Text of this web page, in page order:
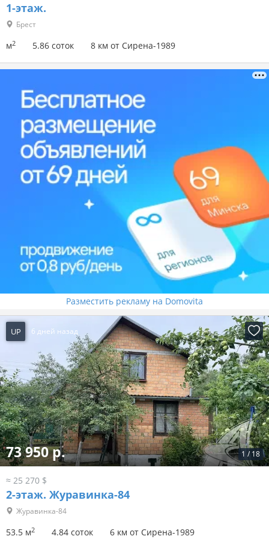
1-этаж.
Брест
м2 5.86 соток 8 км от Сирена-1989
Разместить рекламу на Domovita
UP 6 дней назад
1 / 18
73 950 р.
≈ 25 270 $
2-этаж. Журавинка-84
Журавинка-84
53.5 м2 4.84 соток 6 км от Сирена-1989